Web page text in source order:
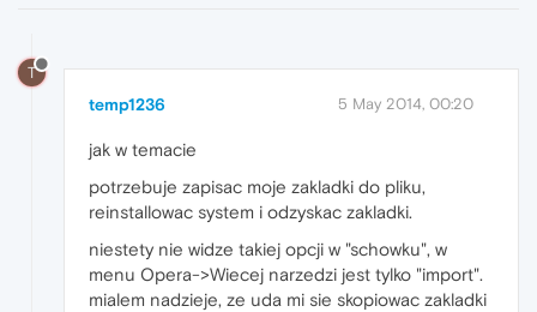
T
temp1236 5 May 2014, 00:20
jak w temacie
potrzebuje zapisac moje zakladki do pliku,
reinstallowac system i odzyskac zakladki.
niestety nie widze takiej opcji w "schowku", w
menu Opera->Wiecej narzedzi jest tylko "import".
mialem nadzieje, ze uda mi sie skopiowac zakladki